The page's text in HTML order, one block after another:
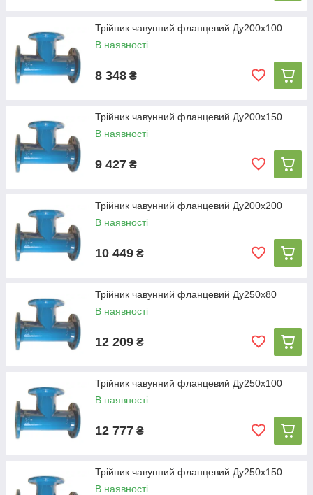
Трійник чавунний фланцевий Ду200х100
В наявності
8 348 ₴
Трійник чавунний фланцевий Ду200х150
В наявності
9 427 ₴
Трійник чавунний фланцевий Ду200х200
В наявності
10 449 ₴
Трійник чавунний фланцевий Ду250х80
В наявності
12 209 ₴
Трійник чавунний фланцевий Ду250х100
В наявності
12 777 ₴
Трійник чавунний фланцевий Ду250х150
В наявності